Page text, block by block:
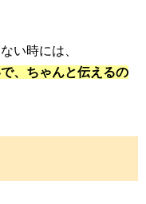
い時には、
、ちゃんと伝えるの